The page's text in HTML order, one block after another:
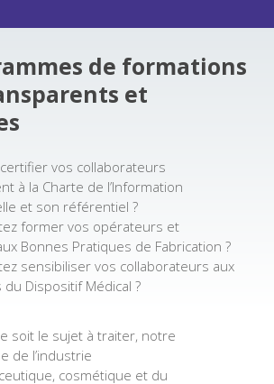
de formations
et
vos collaborateurs
à la Charte de l’Information
et son référentiel ?
former vos opérateurs et
Bonnes Pratiques de Fabrication ?
sensibiliser vos collaborateurs aux
Dispositif Médical ?
soit le sujet à traiter, notre
de l’industrie
cosmétique et du